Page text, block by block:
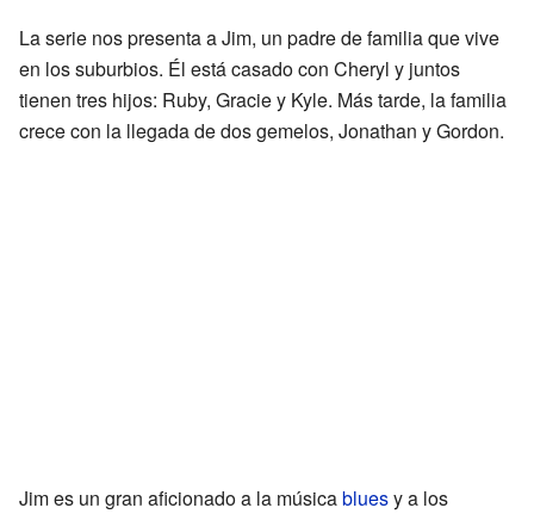
La serie nos presenta a Jim, un padre de familia que vive
en los suburbios. Él está casado con Cheryl y juntos
tienen tres hijos: Ruby, Gracie y Kyle. Más tarde, la familia
crece con la llegada de dos gemelos, Jonathan y Gordon.
Jim es un gran aficionado a la músicabluesy a los